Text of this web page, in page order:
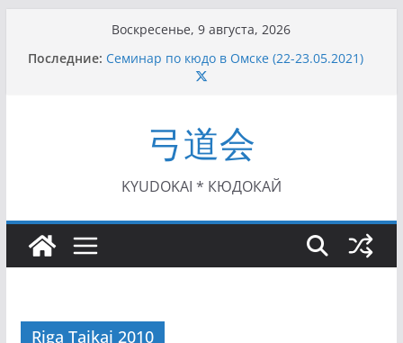
содержимому
Воскресенье, 9 августа, 2026
Последние: Семинар по кюдо в Омске (22-23.05.2021)
Чемпионат Росcии, Дёмино (2-5.09.2021)
II Кубок Посла Японии в России по Кюдо,
Орёл (25.07.2021)
I этап Кубка Московской области по Кюдо /
Сейдокан II (27.06.2021)
弓道会
KYUDOKAI * КЮДОКАЙ
Riga Taikai 2010